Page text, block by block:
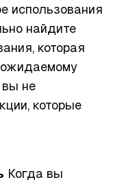
использования
найдите
которая
ожидаемому
вы не
которые
Когда вы